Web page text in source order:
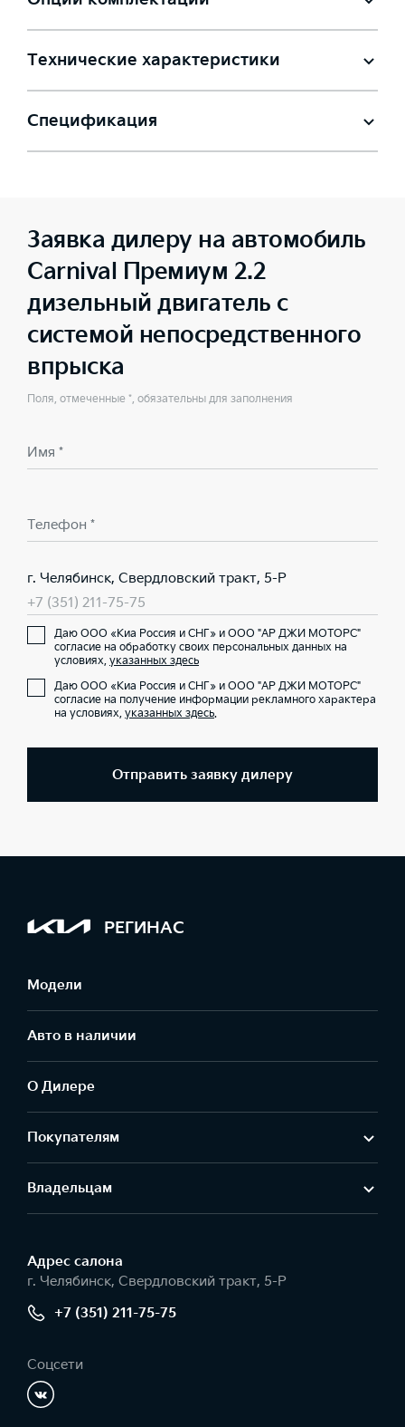
Технические характеристики
Спецификация
Заявка дилеру на автомобиль
Carnival Премиум 2.2
дизельный двигатель с
системой непосредственного
впрыска
Поля, отмеченные *, обязательны для заполнения
Имя *
Телефон *
г. Челябинск, Свердловский тракт, 5-Р
+7 (351) 211-75-75
Даю ООО «Киа Россия и СНГ» и ООО "АР ДЖИ МОТОРС"
согласие на обработку своих персональных данных на
условиях, указанных здесь
Даю ООО «Киа Россия и СНГ» и ООО "АР ДЖИ МОТОРС"
согласие на получение информации рекламного характера
на условиях, указанных здесь.
Отправить заявку дилеру
РЕГИНАС
Модели
Авто в наличии
О Дилере
Покупателям
Владельцам
Адрес салонa
г. Челябинск, Свердловский тракт, 5-Р
+7 (351) 211-75-75
Соцсети